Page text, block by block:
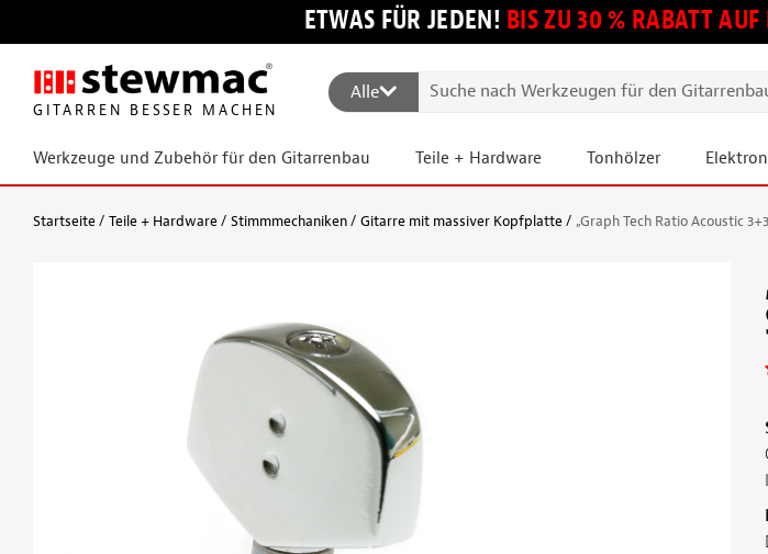
ETWAS FÜR JEDEN! BIS ZU 30 % RABATT
GITARREN BESSER MACHEN
Alle
Werkzeuge und Zubehör für den Gitarrenbau Teile + Hardware Tonhölzer
Startseite Teile + Hardware Stimmmechaniken Gitarre mit massiver Kopfplatte „Graph Tech Ratio Acoustic